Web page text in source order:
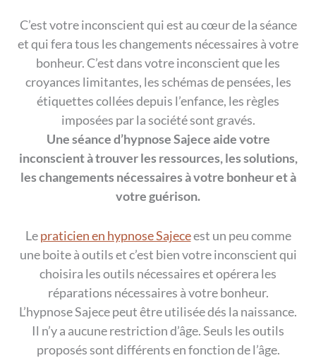
C’est votre inconscient qui est au cœur de la séance
et qui fera tous les changements nécessaires à votre
bonheur. C’est dans votre inconscient que les
croyances limitantes, les schémas de pensées, les
étiquettes collées depuis l’enfance, les règles
imposées par la société sont gravés.
Une séance d’hypnose Sajece aide votre
inconscient à trouver les ressources, les solutions,
les changements nécessaires à votre bonheur et à
votre guérison.
Lepraticien en hypnose Sajeceest un peu comme
une boite à outils et c’est bien votre inconscient qui
choisira les outils nécessaires et opérera les
réparations nécessaires à votre bonheur.​
L’hypnose Sajece peut être utilisée dés la naissance.
Il n’y a aucune restriction d’âge. Seuls les outils
proposés sont différents en fonction de l’âge.​